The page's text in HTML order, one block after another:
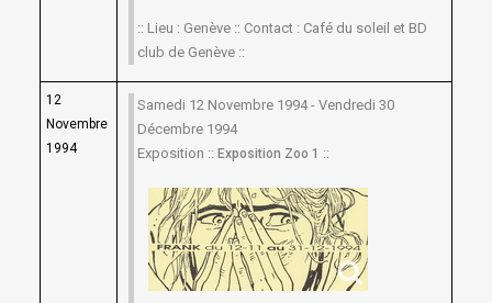
:: Lieu : Genève :: Contact : Café du soleil et BD
club de Genève ::
12
Novembre
1994
Samedi 12 Novembre 1994 - Vendredi 30
Décembre 1994
Exposition :: Exposition Zoo 1 ::